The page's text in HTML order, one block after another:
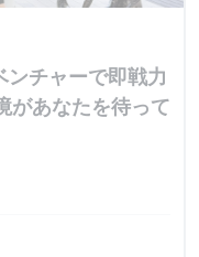
ンチャーで即戦力
があなたを待って